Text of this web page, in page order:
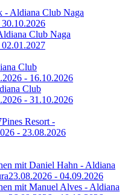
- Aldiana Club Naga
Club Naga
Club
- 16.10.2026
Club
- 31.10.2026
Resort -
- 23.08.2026
mit Daniel Hahn - Aldiana
23.08.2026 - 04.09.2026
mit Manuel Alves - Aldiana